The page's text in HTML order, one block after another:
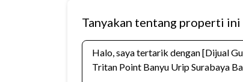
Tanyakan tentang properti ini